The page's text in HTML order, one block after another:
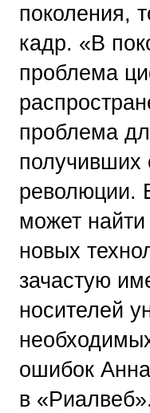
поколения,
кадр. «В
проблема
проблема
получивших
революции.
может
новых
зачастую
носителей
ошибок
в